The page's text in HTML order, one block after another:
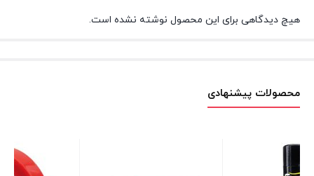
هیچ دیدگاهی برای این محصول نوشته نشده است.
محصولات پیشنهادی